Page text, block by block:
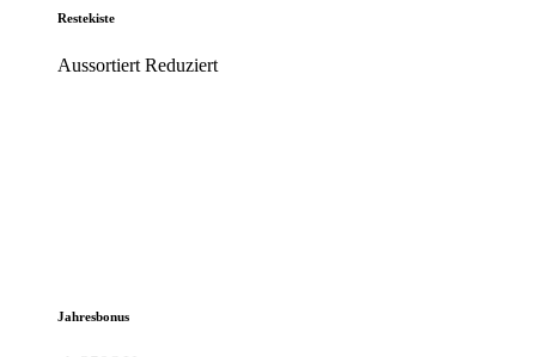
Restekiste
Aussortiert Reduziert
Jahresbonus